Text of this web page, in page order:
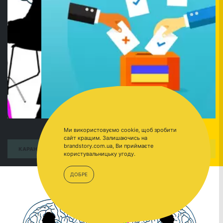
КАРАНТИН
ПЕРЕЙТИ
Ми використовуємо cookie, щоб зробити
сайт кращим. Залишаючись на
brandstory.com.ua, Ви приймаєте
користувальницьку угоду.
ДОБРЕ